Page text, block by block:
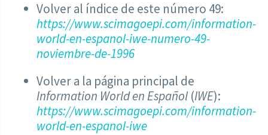
Volver al índice de este número 49:
https://www.scimagoepi.com/information-
world-en-espanol-iwe-numero-49-
noviembre-de-1996
Volver a la página principal de
Information World en Español (IWE):
https://www.scimagoepi.com/information-
world-en-espanol-iwe